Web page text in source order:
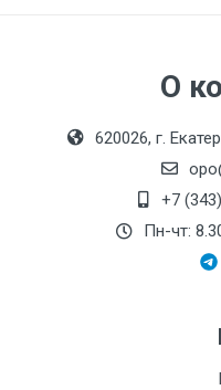
О
620026, г.
+7
Пн-чт: